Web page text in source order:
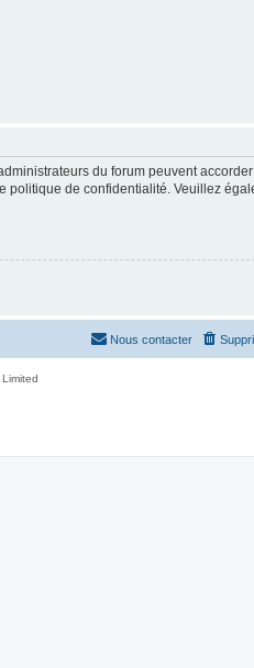
du forum peuvent
politique de confidentialité. Veuillez
Nous contacter